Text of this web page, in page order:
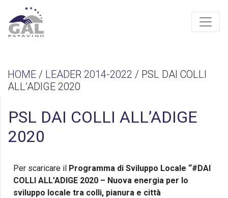
HOME / LEADER 2014-2022 / PSL DAI COLLI
ALL’ADIGE 2020
PSL DAI COLLI ALL’ADIGE
2020
Per scaricare il Programma di Sviluppo Locale “#DAI
COLLI ALL’ADIGE 2020 – Nuova energia per lo
sviluppo locale tra colli, pianura e città